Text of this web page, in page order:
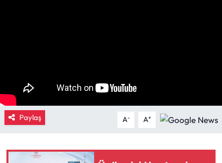
Paylaş A- A+
Kargı Haberleri
Kimdir?
Laçin Haberleri